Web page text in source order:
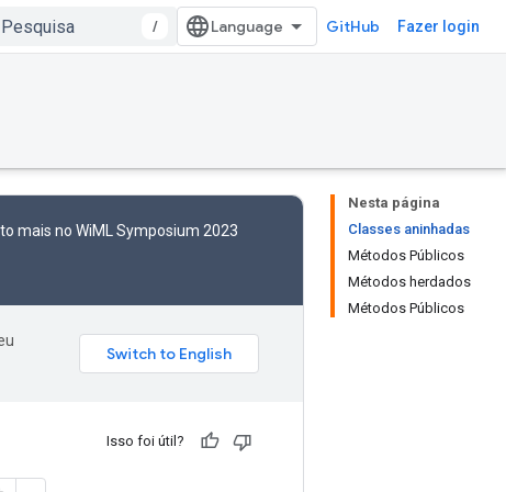
/ GitHub Fazer login
Nesta página
Classes aninhadas
Métodos Públicos
Métodos herdados
Métodos Públicos
mais no WiML Symposium 2023
Isso foi útil?